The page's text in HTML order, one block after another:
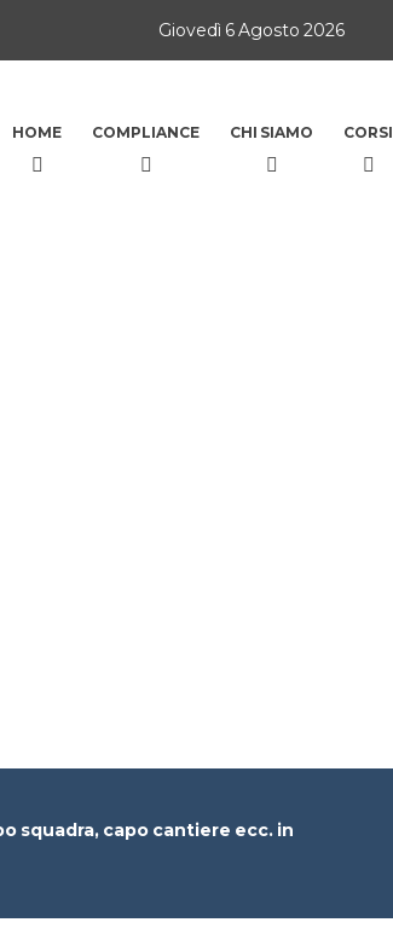
Giovedì 6 Agosto 2026
HOME COMPLIANCE CHI SIAMO CORSI
squadra, capo cantiere ecc. in